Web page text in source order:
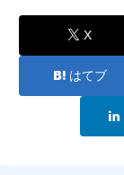
X
はてブ